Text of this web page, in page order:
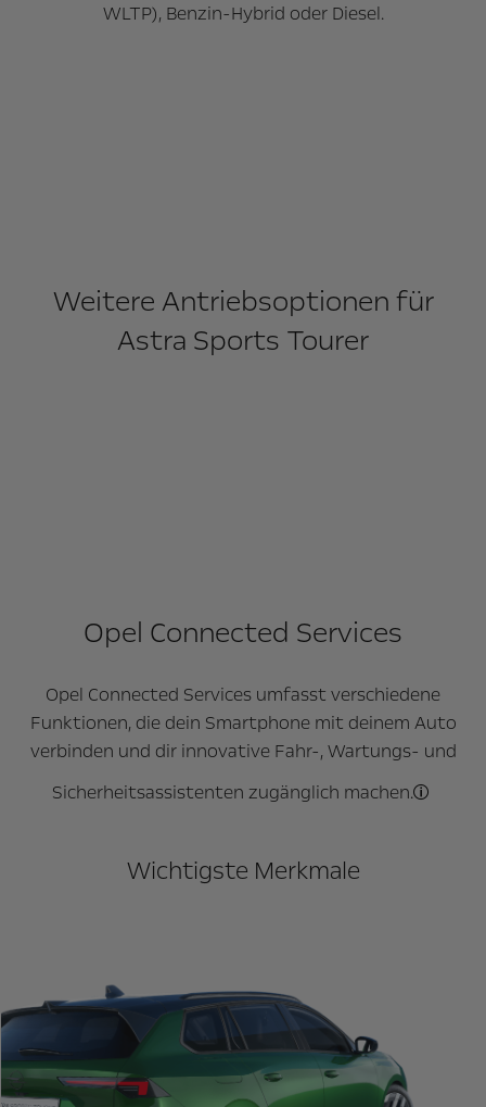
WLTP), Benzin-Hybrid oder Diesel.
Weitere Antriebsoptionen für
Astra Sports Tourer
​Opel Connected Services
Opel Connected Services umfasst verschiedene
Funktionen, die dein Smartphone mit deinem Auto
verbinden und dir innovative Fahr-, Wartungs- und
Sicherheitsassistenten zugänglich machen.
Wichtigste Merkmale